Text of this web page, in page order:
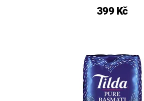
399 Kč